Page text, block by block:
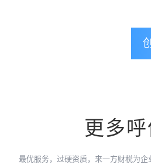
更多
最优服务，过硬资质，来一方财税为